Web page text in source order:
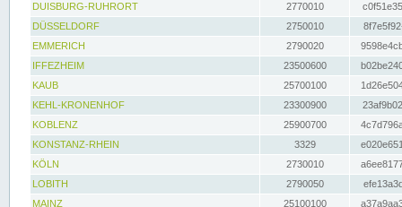
DUISBURG-RUHRORT
2770010
DÜSSELDORF
2750010
EMMERICH
2790020
IFFEZHEIM
23500600
KAUB
25700100
KEHL-KRONENHOF
23300900
KOBLENZ
25900700
KONSTANZ-RHEIN
3329
KÖLN
2730010
LOBITH
2790050
MAINZ
25100100